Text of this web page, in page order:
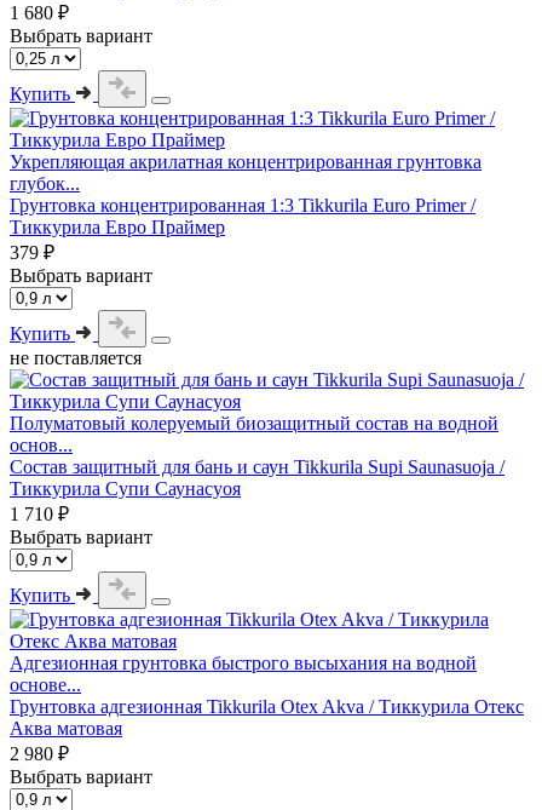
1 680 ₽
Выбрать вариант
Купить
Укрепляющая акрилатная концентрированная грунтовка
глубок...
Грунтовка концентрированная 1:3 Tikkurila Euro Primer /
Тиккурила Евро Праймер
379 ₽
Выбрать вариант
Купить
не поставляется
Полуматовый колеруемый биозащитный состав на водной
основ...
Состав защитный для бань и саун Tikkurila Supi Saunasuoja /
Тиккурила Супи Саунасуоя
1 710 ₽
Выбрать вариант
Купить
Адгезионная грунтовка быстрого высыхания на водной
основе...
Грунтовка адгезионная Tikkurila Otex Akva / Тиккурила Отекс
Аква матовая
2 980 ₽
Выбрать вариант